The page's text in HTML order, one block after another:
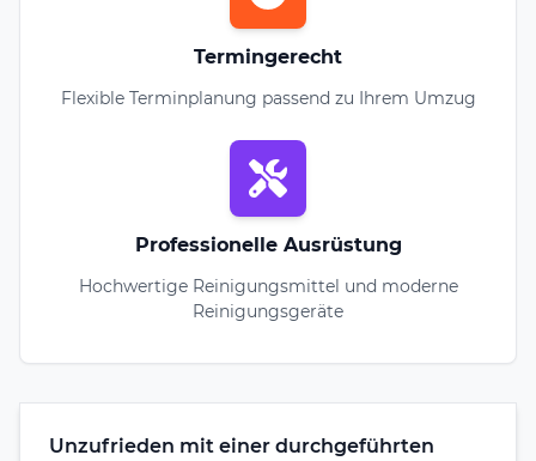
Termingerecht
Flexible Terminplanung passend zu Ihrem Umzug
Professionelle Ausrüstung
Hochwertige Reinigungsmittel und moderne
Reinigungsgeräte
Unzufrieden mit einer durchgeführten